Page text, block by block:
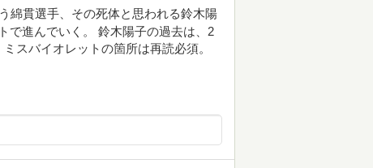
綿貫選手、その死体と思われる鈴木陽
で進んでいく。 鈴木陽子の過去は、2
スバイオレットの箇所は再読必須。